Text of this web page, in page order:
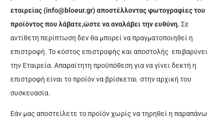
εταιρείας (info@bloeur.gr) αποστέλλοντας φωτογραφίες του
προϊόντος που λάβατε,ώστε να αναλάβει την ευθύνη. Σε
αντίθετη περίπτωση δεν θα μπορεί να πραγματοποιηθεί η
επιστροφή. Το κόστος επιστροφής και αποστολής επιβαρύνει
την Εταιρεία. Απαραίτητη προϋπόθεση για να γίνει δεκτή η
επιστροφή είναι το προϊόν να βρίσκεται στην αρχική του
συσκευασία.
Εάν μας αποστείλετε το προϊόν χωρίς να τηρηθεί η παραπάνω